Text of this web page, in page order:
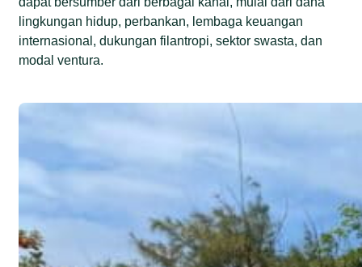
lingkungan hidup, perbankan, lembaga keuangan
internasional, dukungan filantropi, sektor swasta, dan
modal ventura.